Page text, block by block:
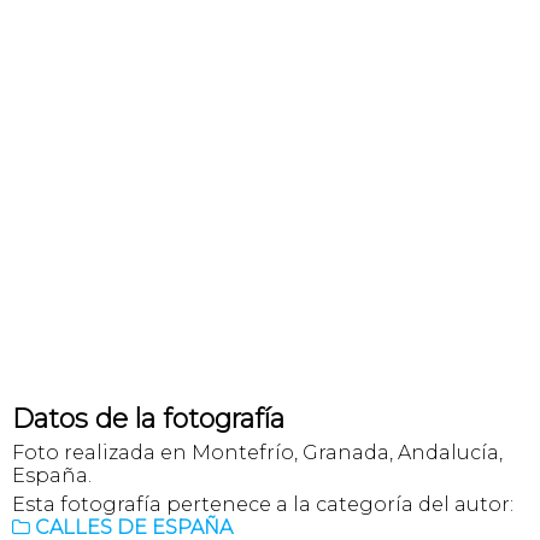
Datos de la fotografía
Foto realizada en Montefrío, Granada, Andalucía,
España.
Esta fotografía pertenece a la categoría del autor:
 CALLES DE ESPAÑA